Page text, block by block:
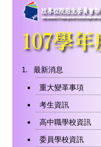
最新消息
重大變革事項
考生資訊
高中職學校資訊
委員學校資訊